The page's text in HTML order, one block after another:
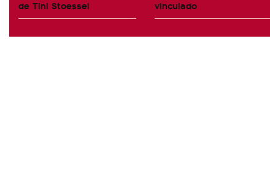
de Tini Stoessel
vinculado